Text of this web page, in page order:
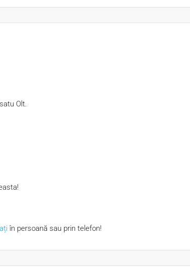
Olt.
în persoană sau prin telefon!